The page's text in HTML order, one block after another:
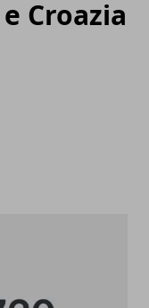
Croazia